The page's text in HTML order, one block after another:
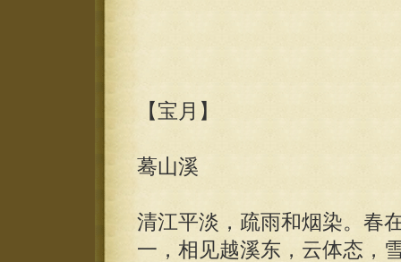
【宝月】
蓦山溪
清江平淡，疏雨和烟染。春
一，相见越溪东，云体态，